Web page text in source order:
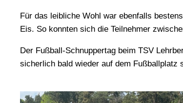
Für das leibliche Wohl war ebenfalls
Eis. So konnten sich die Teilnehmer
Der Fußball-Schnuppertag beim TSV
sicherlich bald wieder auf dem Fußballplatz